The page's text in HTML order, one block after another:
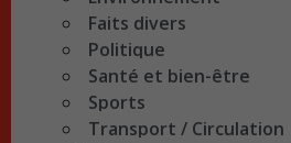
Faits divers
Politique
Santé et bien-être
Sports
Transport / Circulation